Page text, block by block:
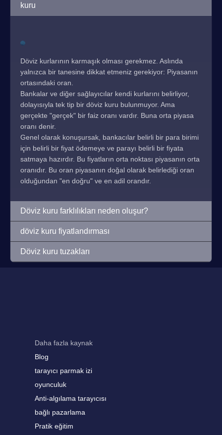
kuru
Döviz kurlarının karmaşık olması gerekmez. Aslında
yalnızca bir tanesine dikkat etmeniz gerekiyor: Piyasanın
ortasındaki oran.
Bankalar ve diğer sağlayıcılar kendi kurlarını belirliyor,
dolayısıyla tek tip bir döviz kuru bulunmuyor. Ama
gerçekte "gerçek" bir faiz oranı vardır. Buna orta piyasa
oranı denir.
Genel olarak konuşursak, bankacılar belirli bir para birimi
için belirli bir fiyat ödemeye ve parayı belirli bir fiyata
satmaya hazırdır. Bu fiyatların orta noktası piyasanın orta
oranıdır. Bu oran piyasanın doğal olarak belirlediği oran
olduğundan "en doğru" ve en adil orandır.
Döviz kuru farklılıkları neden oluşur?
döviz kuru fiyatlandırması
Döviz kuru tuzakları
Daha fazla kaynak
Blog
tarayıcı parmak izi
oyunculuk
Anti-algılama tarayıcısı
bağlı pazarlama
Pratik eğitim